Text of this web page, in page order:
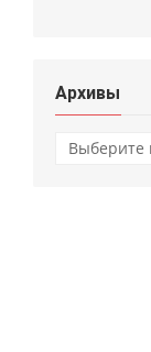
Архивы
Архивы